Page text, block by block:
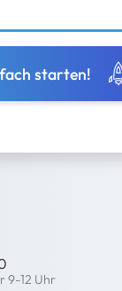
starten!
9-12 Uhr